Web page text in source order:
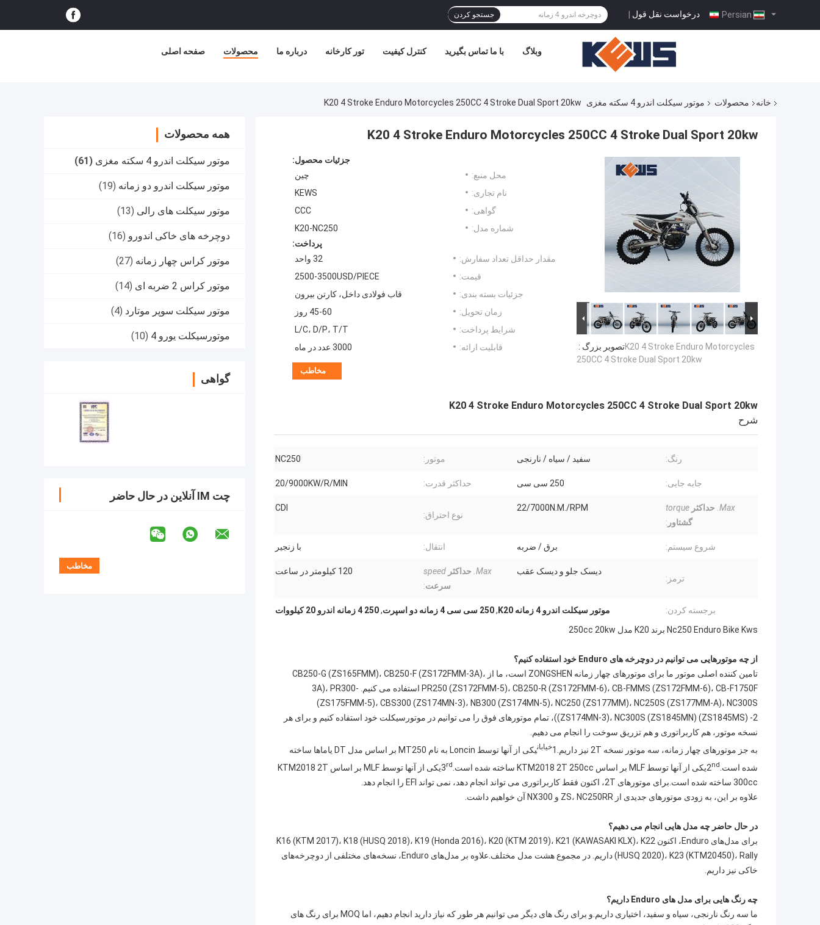
درخواست نقل قول | جستجو کردن
صفحه اصلی محصولات درباره ما تور کارخانه کنترل کیفیت با ما تماس بگیرید وبلاگ
خانه محصولات موتور سیکلت اندرو 4 سکته مغزی K20 4 Stroke Enduro Motorcycles 250CC 4 Stroke Dual Sport 20kw
همه محصولات
موتور سیکلت اندرو 4 سکته مغزی (61)
موتور سیکلت اندرو دو زمانه (19)
موتور سیکلت های رالی (13)
دوچرخه های خاکی اندورو (16)
موتور کراس چهار زمانه (27)
موتور کراس 2 ضربه ای (14)
موتور سیکلت سوپر موتارد (4)
موتورسیکلت یورو 4 (10)
گواهی
چت IM آنلاین در حال حاضر
K20 4 Stroke Enduro Motorcycles 250CC 4 Stroke Dual Sport 20kw
تصویر بزرگ :K20 4 Stroke Enduro Motorcycles
250CC 4 Stroke Dual Sport 20kw
جزئیات محصول:
محل منبع:
چین
نام تجاری:
KEWS
گواهی:
CCC
شماره مدل:
K20-NC250
پرداخت:
مقدار حداقل تعداد سفارش:
32 واحد
قیمت:
2500-3500USD/PIECE
جزئیات بسته بندی:
قاب فولادی داخل، کارتن بیرون
زمان تحویل:
45-60 روز
شرایط پرداخت:
L/C، D/P، T/T
قابلیت ارائه:
3000 عدد در ماه
مخاطب
K20 4 Stroke Enduro Motorcycles 250CC 4 Stroke Dual Sport 20kw
شرح
رنگ: سفید / سیاه / نارنجی موتور: NC250
جابه جایی: 250 سی سی حداکثر قدرت: 20/9000KW/R/MIN
Max. حداکثر torque
گشتاور :
22/7000N.M./RPM
نوع احتراق:
CDI
شروع سیستم: برق / ضربه انتقال: با زنجیر
ترمز:
دیسک جلو و دیسک عقب Max. حداکثر speed
سرعت:
120 کیلومتر در ساعت
برجسته کردن: موتور سیکلت اندرو 4 زمانه K20 ,250 سی سی 4 زمانه دو اسپرت ,250 4 زمانه اندرو 20 کیلووات
Nc250 Enduro Bike Kws برند K20 مدل 250cc 20kw
از چه موتورهایی می توانیم در دوچرخه های Enduro خود استفاده کنیم؟
تامین کننده اصلی موتور ما برای موتورهای چهار زمانه ZONGSHEN است، ما از CB250-G (ZS165FMM)، CB250-F (ZS172FMM-3A)،
PR250 (ZS172FMM-5)، CB250-R (ZS172FMM-6)، CB-FMMS (ZS172FMM-6)، CB-F1750F استفاده می کنیم. -3A)، PR300
(ZS175FMM-5)، CBS300 (ZS174MN-3)، NB300 (ZS174MN-5)، NC250 (ZS177MM)، NC250S (ZS177MM-A)، NC300S
(ZS174MN-3)، NC300S (ZS1845MN) (ZS1845MS) -2)، تمام موتورهای فوق را می توانیم در موتورسیکلت خود استفاده کنیم و برای هر
نسخه موتور، هم کاربراتوری و هم تزریق سوخت را انجام می دهیم.
به جز موتورهای چهار زمانه، سه موتور نسخه 2T نیز داریم.1
خیابان
یکی از آنها توسط Loncin به نام MT250 بر اساس مدل DT یاماها ساخته
شده است.2 nd یکی از آنها توسط MLF بر اساس KTM2018 2T 250cc ساخته شده است.3 rd
یکی از آنها توسط MLF بر اساس KTM2018 2T
300cc ساخته شده است.برای موتورهای 2T، اکنون فقط کاربراتوری می تواند انجام دهد، نمی تواند EFI را انجام دهد.
علاوه بر این، به زودی موتورهای جدیدی از ZS، NC250RR و NX300 آن خواهیم داشت.
در حال حاضر چه مدل هایی انجام می دهیم؟
برای مدل‌های Enduro، اکنون K16 (KTM 2017)، K18 (HUSQ 2018)، K19 (Honda 2016)، K20 (KTM 2019)، K21 (KAWASAKI KLX)، K22
(HUSQ 2020)، K23 (KTM20450)، Rally داریم. در مجموع هشت مدل مختلف.علاوه بر مدل‌های Enduro، نسخه‌های مختلفی از دوچرخه‌های
خاکی نیز داریم.
چه رنگ هایی برای مدل های Enduro داریم؟
ما سه رنگ نارنجی، سیاه و سفید، اختیاری داریم.و برای رنگ های دیگر می توانیم هر طور که نیاز دارید انجام دهیم، اما MOQ برای رنگ های